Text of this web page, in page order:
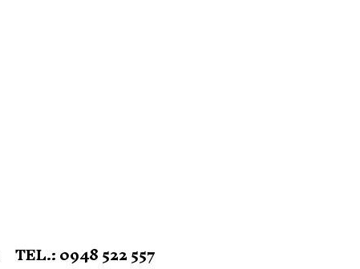
TEL.:0948 522 557